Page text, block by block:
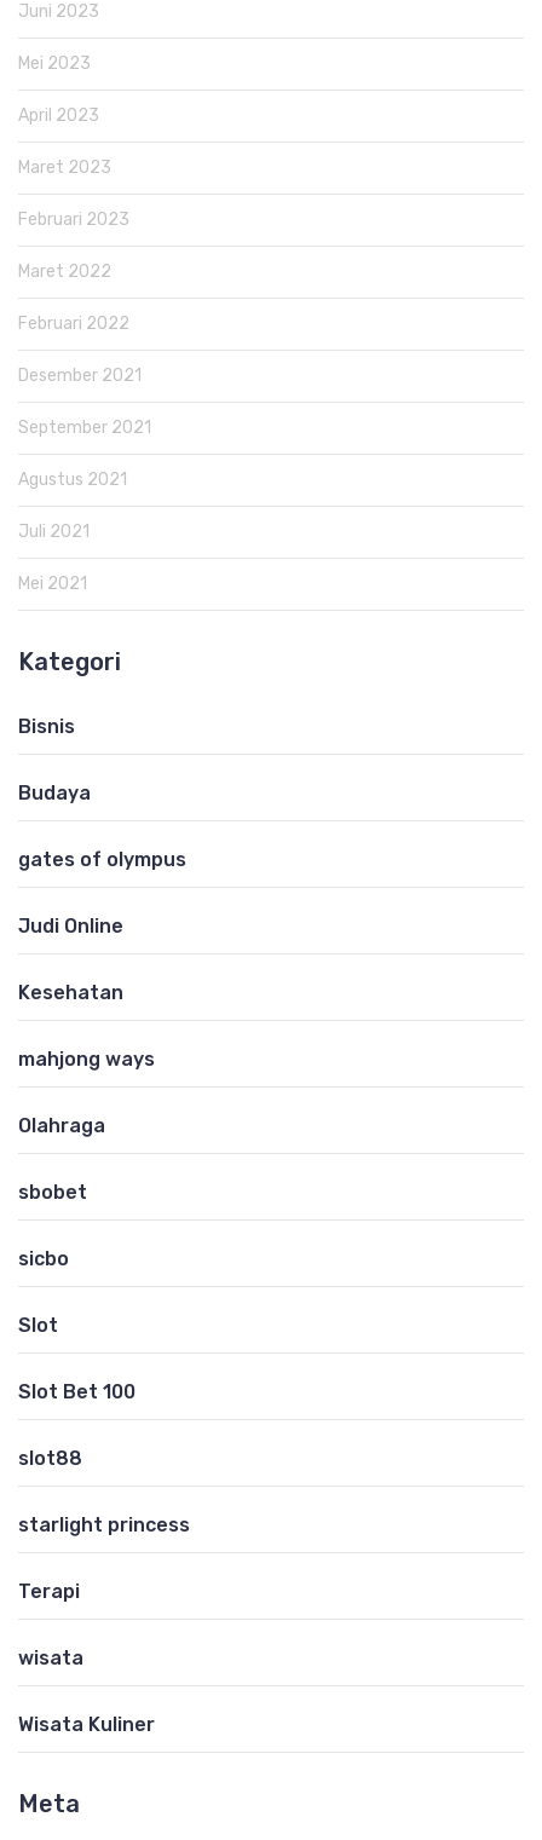
Juni 2023
Mei 2023
April 2023
Maret 2023
Februari 2023
Maret 2022
Februari 2022
Desember 2021
September 2021
Agustus 2021
Juli 2021
Mei 2021
Kategori
Bisnis
Budaya
gates of olympus
Judi Online
Kesehatan
mahjong ways
Olahraga
sbobet
sicbo
Slot
Slot Bet 100
slot88
starlight princess
Terapi
wisata
Wisata Kuliner
Meta